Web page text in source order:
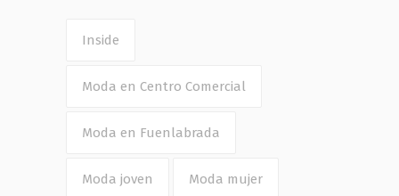
Inside
Moda en Centro Comercial
Moda en Fuenlabrada
Moda joven Moda mujer